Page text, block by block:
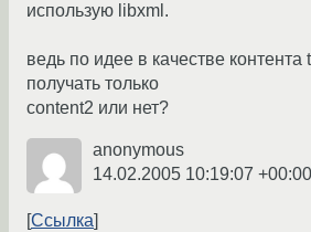
использую libxml.
ведь по идее в качестве
получать только
content2 или нет?
anonymous
14.02.2005 10:19:07 +00:00
Ссылка